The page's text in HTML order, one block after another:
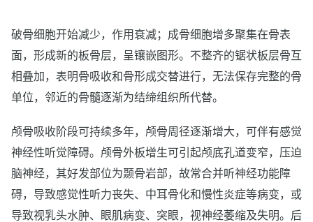
破骨细胞开始减少，作用衰减；成骨细胞增多聚集在骨表
面，形成新的板骨层，呈镶嵌图形。不整齐的锯状板层骨互
相叠加，表明骨吸收和骨形成交替进行，无法保存完整的骨
单位，邻近的骨髓逐渐为结缔组织所代替。
颅骨吸收阶段可持续多年，颅骨周径逐渐增大，可伴有感觉
神经性听觉障碍。颅骨外板增生可引起颅底孔道变窄，压迫
脑神经，其好发部位为颞骨岩部，故常合并听神经功能障
碍，导致感觉性听力丧失、中耳骨化和慢性炎症等病变，或
导致视乳头水肿、眼肌病变、突眼，视神经萎缩及失明。后